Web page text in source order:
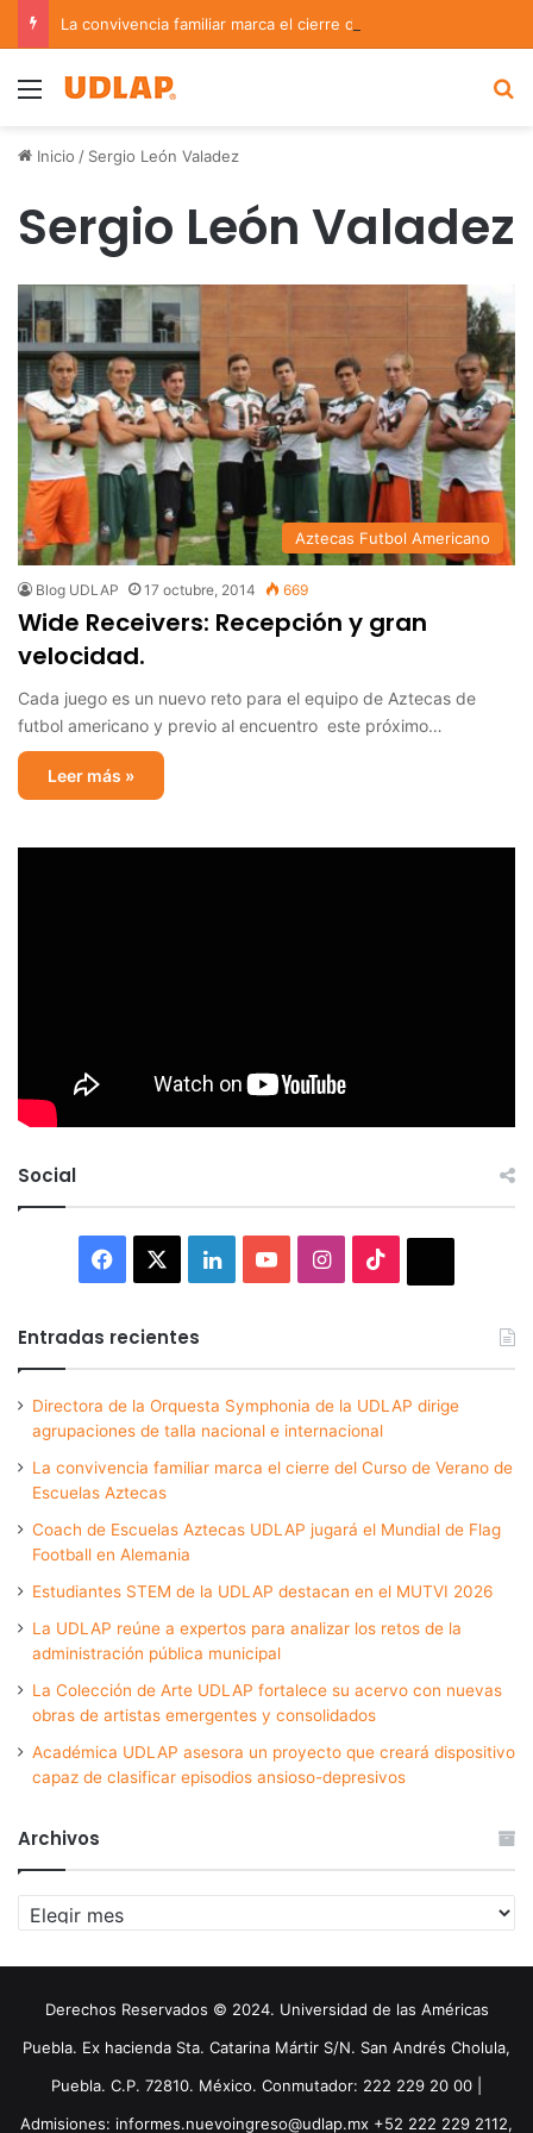
Menu
Inicio / Sergio León Valadez
Sergio León Valadez
Aztecas Futbol Americano
Blog UDLAP 17 octubre, 2014 669
Wide Receivers: Recepción y gran
velocidad.
Cada juego es un nuevo reto para el equipo de Aztecas de
futbol americano y previo al encuentro este próximo…
Leer más »
Social
Facebook LinkedInYouTubeInstagram
Entradas recientes
Directora de la Orquesta Symphonia de la UDLAP dirige
agrupaciones de talla nacional e internacional
La convivencia familiar marca el cierre del Curso de Verano de
Escuelas Aztecas
Coach de Escuelas Aztecas UDLAP jugará el Mundial de Flag
Football en Alemania
Estudiantes STEM de la UDLAP destacan en el MUTVI 2026
La UDLAP reúne a expertos para analizar los retos de la
administración pública municipal
La Colección de Arte UDLAP fortalece su acervo con nuevas
obras de artistas emergentes y consolidados
Académica UDLAP asesora un proyecto que creará dispositivo
capaz de clasificar episodios ansioso-depresivos
Archivos
Archivos
Derechos Reservados © 2024. Universidad de las Américas
Puebla. Ex hacienda Sta. Catarina Mártir S/N. San Andrés Cholula,
Puebla. C.P. 72810. México. Conmutador: 222 229 20 00 |
Admisiones: informes.nuevoingreso@udlap.mx +52 222 229 2112,